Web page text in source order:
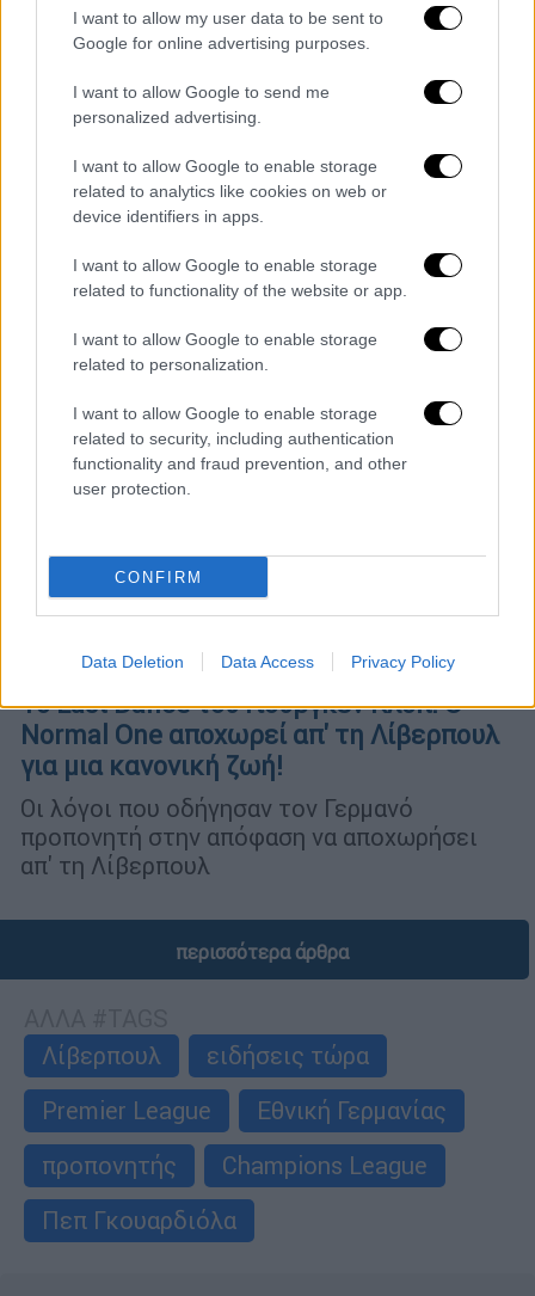
I want to allow my user data to be sent to
Google for online advertising purposes.
I want to allow Google to send me
personalized advertising.
I want to allow Google to enable storage
related to analytics like cookies on web or
device identifiers in apps.
I want to allow Google to enable storage
related to functionality of the website or app.
I want to allow Google to enable storage
related to personalization.
I want to allow Google to enable storage
related to security, including authentication
functionality and fraud prevention, and other
user protection.
CONFIRM
Data Deletion Data Access Privacy Policy
Συγκινημένος ο Γιούργκεν Κλοπ στο
πρώτο του ματς στο Άνφιλντ μετά την
ανακοίνωση ότι αποχωρεί
Η Λίβερπουλ επικράτησε 5-2 της Νόριτς και
προκρίθηκε στις 16 του Κυπέλλου
Αθλητισμός|27.01.2024 12:00
Το Last Dance του Γιούργκεν Κλοπ: Ο
Normal One αποχωρεί απ' τη Λίβερπουλ
για μια κανονική ζωή!
Οι λόγοι που οδήγησαν τον Γερμανό
προπονητή στην απόφαση να αποχωρήσει
απ' τη Λίβερπουλ
περισσότερα άρθρα
Λίβερπουλ
ειδήσεις τώρα
Premier League
Εθνική Γερμανίας
προπονητής
Champions League
Πεπ Γκουαρδιόλα